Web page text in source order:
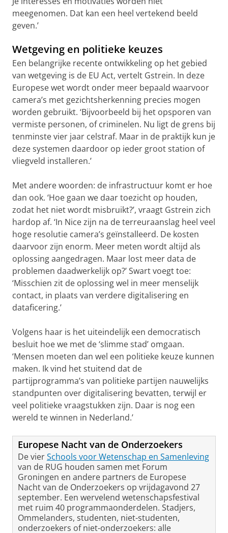
meegenomen. Dat kan een heel vertekend beeld
geven.’
Wetgeving en politieke keuzes
Een belangrijke recente ontwikkeling op het gebied
van wetgeving is de EU Act, vertelt Gstrein. In deze
Europese wet wordt onder meer bepaald waarvoor
camera’s met gezichtsherkenning precies mogen
worden gebruikt. ‘Bijvoorbeeld bij het opsporen van
vermiste personen, of criminelen. Nu ligt de grens bij
tenminste vier jaar celstraf. Maar in de praktijk kun je
deze systemen daardoor op ieder groot station of
vliegveld installeren.’
Met andere woorden: de infrastructuur komt er hoe
dan ook. ‘Hoe gaan we daar toezicht op houden,
zodat het niet wordt misbruikt?’, vraagt Gstrein zich
hardop af. ‘In Nice zijn na de terreuraanslag heel veel
hoge resolutie camera’s geïnstalleerd. De kosten
daarvoor zijn enorm. Meer meten wordt altijd als
oplossing aangedragen. Maar lost meer data de
problemen daadwerkelijk op?’ Swart voegt toe:
‘Misschien zit de oplossing wel in meer menselijk
contact, in plaats van verdere digitalisering en
dataficering.’
Volgens haar is het uiteindelijk een democratisch
besluit hoe we met de ‘slimme stad’ omgaan.
‘Mensen moeten dan wel een politieke keuze kunnen
maken. Ik vind het stuitend dat de
partijprogramma’s van politieke partijen nauwelijks
standpunten over digitalisering bevatten, terwijl er
veel politieke vraagstukken zijn. Daar is nog een
wereld te winnen in Nederland.’
Europese Nacht van de Onderzoekers
De vierSchools voor Wetenschap en Samenleving
van de RUG houden samen met Forum
Groningen en andere partners de Europese
Nacht van de Onderzoekers op vrijdagavond 27
september. Een wervelend wetenschapsfestival
met ruim 40 programmaonderdelen. Stadjers,
Ommelanders, studenten, niet-studenten,
onderzoekers of niet-onderzoekers: alle